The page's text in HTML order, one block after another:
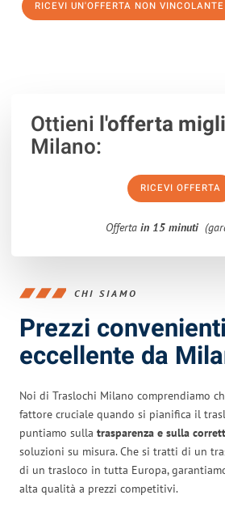
RICEVI UN'OFFERTA NON VINCOLANTE
Ottieni l'offerta
Milano:
RICEVI OFFERTA
Offerta in 15 minuti
CHI SIAMO
Prezzi
eccellente da
Noi di Traslochi Milano comprendiamo
fattore cruciale quando si pianifica il
puntiamo sulla trasparenza e sulla
soluzioni su misura. Che si tratti di un
di un trasloco in tutta Europa,
alta qualità a prezzi competitivi.